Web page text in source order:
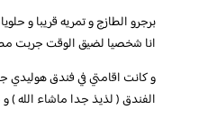
برجرو الطازج و تمريه قريبا و
انا شخصيا لضيق الوقت جربت
الفندق ( لذيذ جدا ماشاء الله )